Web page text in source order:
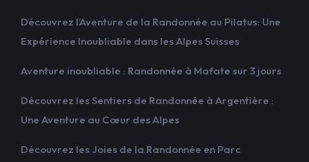
Découvrez l’Aventure de la Randonnée au Pilatus: Une
Expérience Inoubliable dans les Alpes Suisses
Aventure inoubliable : Randonnée à Mafate sur 3 jours
Découvrez les Sentiers de Randonnée à Argentière :
Une Aventure au Cœur des Alpes
Découvrez les Joies de la Randonnée en Parc